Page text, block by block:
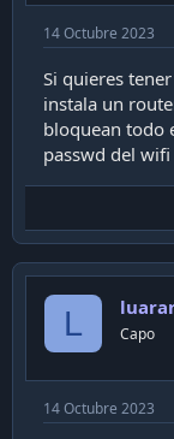
14 Octubre 2023
Si quieres
instala un
bloquean todo
passwd del wifi
L Capo
14 Octubre 2023